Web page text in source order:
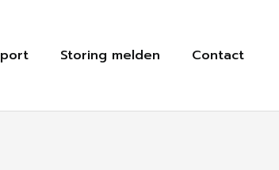
Storing melden Contact